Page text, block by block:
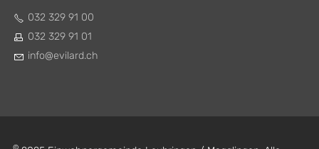
032 329 91 00
032 329 91 01
nf
v l rd ch